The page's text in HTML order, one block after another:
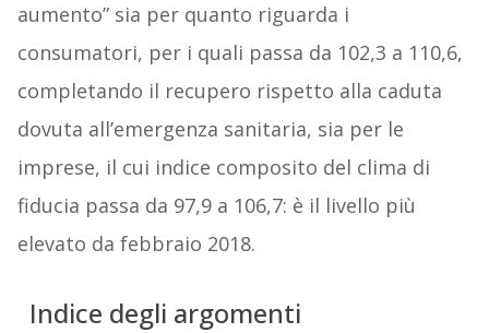
aumento” sia per quanto riguarda i
consumatori, per i quali passa da 102,3 a 110,6,
completando il recupero rispetto alla caduta
dovuta all’emergenza sanitaria, sia per le
imprese, il cui indice composito del clima di
fiducia passa da 97,9 a 106,7: è il livello più
elevato da febbraio 2018.
Indice degli argomenti